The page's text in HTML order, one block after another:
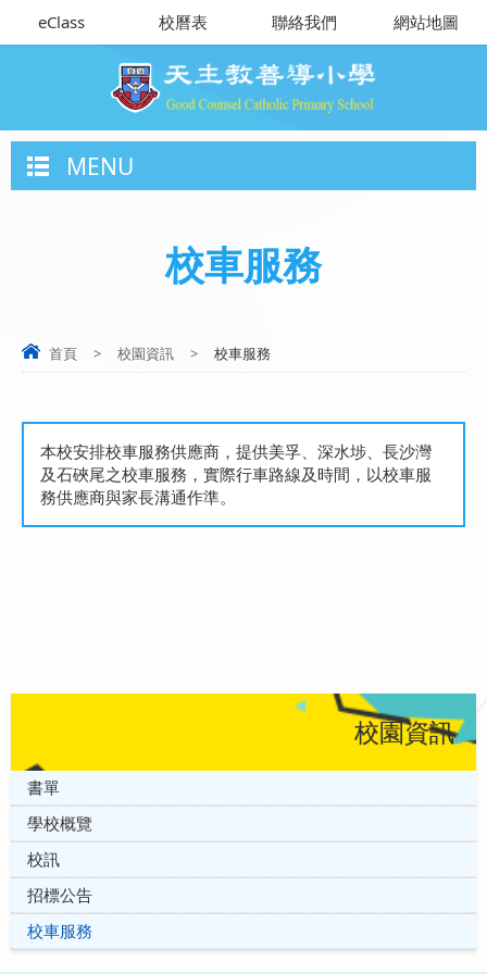
eClass 校曆表 聯絡我們 網站地圖
MENU
校車服務
首頁 > 校園資訊 > 校車服務
本校安排校車服務供應商，提供美孚、深水埗、長沙灣
及石硤尾之校車服務，實際行車路線及時間，以校車服
務供應商與家長溝通作準。
校園資訊
書單
學校概覽
校訊
招標公告
校車服務